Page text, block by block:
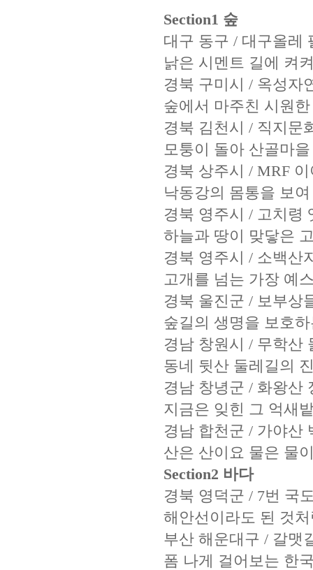
Section1 숲
대구 동구 / 대구올레
낡은 시멘트 길에 켜
경북 구미시 / 옥성자
숲에서 마주친 시원
경북 김천시 / 직지문
모퉁이 돌아 산골마
경북 상주시 / MRF
낙동강의 몸통을 보
경북 영주시 / 고치령
하늘과 땅이 맞닿은
경북 영주시 / 소백산
고개를 넘는 가장 예
경북 울진군 / 보부상
숲길의 생명을 보호
경남 창원시 / 무학산
동네 뒷산 둘레길의
경남 창녕군 / 화왕산
지금은 잊힌 그 억새
경남 합천군 / 가야산
산은 산이요 물은 물
Section2 바다
경북 영덕군 / 7번 국
해안선이라도 된 것
부산 해운대구 / 갈맷
폼 나게 걸어보는 한